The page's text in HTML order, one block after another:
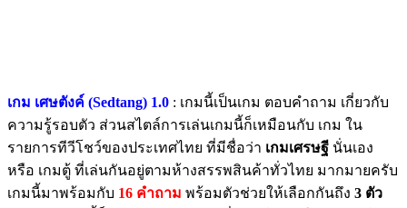
เกม เศษตังค์ (Sedtang) 1.0 : เกมนี้เป็นเกม ตอบคำถาม เกี่ยวกับ
ความรู้รอบตัว ส่วนสไตล์การเล่นเกมนี้ก็เหมือนกับ เกม ใน
รายการทีวีโชว์ของประเทศไทย ที่มีชื่อว่า เกมเศรษฐี นั่นเอง
หรือ เกมตู้ ที่เล่นกันอยู่ตามห้างสรรพสินค้าทั่วไทย มากมายครับ
เกมนี้มาพร้อมกับ 16 คำถาม พร้อมตัวช่วยให้เลือกกันถึง 3 ตัว